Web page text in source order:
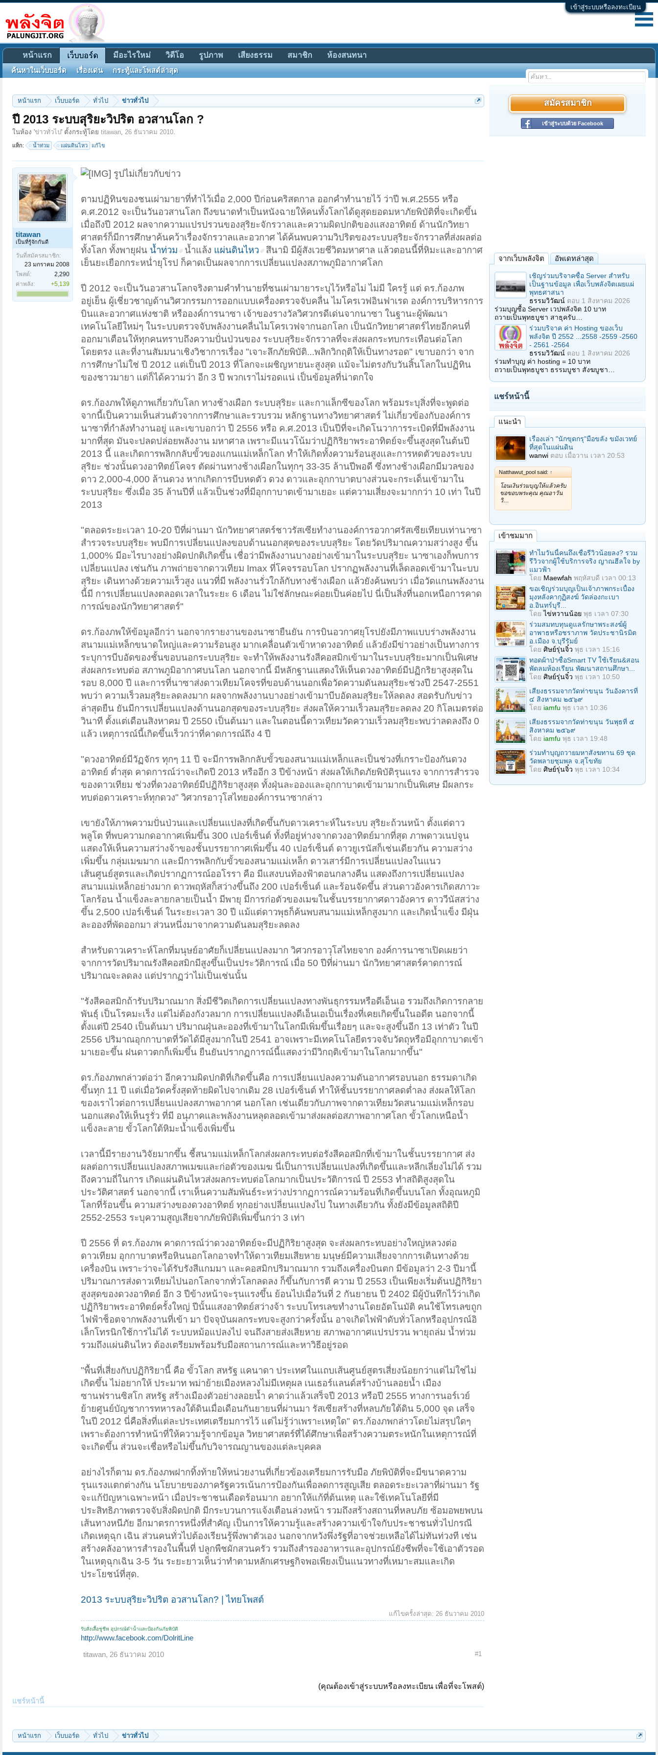
เข้าสู่ระบบหรือลงทะเบียน
หน้าแรก เว็บบอร์ด ทั่วไป ข่าวทั่วไป
ปี 2013 ระบบสุริยะวิปริต อวสานโลก ?
ในห้อง 'ข่าวทั่วไป' ตั้งกระทู้โดย titawan, 26 ธันวาคม 2010.
แท็ก: น้ำท่วม แผ่นดินไหว แก้ไข
titawan
เป็นที่รู้จักกันดี
วันที่สมัครสมาชิก:
23 มกราคม 2008
โพสต์:
2,290
ค่าพลัง:
+5,139
รูปไม่เกี่ยวกับข่าว
ตามปฏิทินของชนเผ่ามายาที่ทำไว้เมื่อ 2,000 ปีก่อนคริสตกาล ออกคำทำนายไว้ ว่าปี พ.ศ.2555 หรือ
ค.ศ.2012 จะเป็นวันอวสานโลก ถึงขนาดทำเป็นหนังฉายให้คนทั้งโลกได้ดูสุดยอดมหาภัยพิบัติที่จะเกิดขึ้น
เมื่อถึงปี 2012 ผลจากความแปรปรวนของสุริยะจักรวาลและความผิดปกติของแสงอาทิตย์ ด้านนักวิทยา
ศาสตร์ก็มีการศึกษาค้นคว้าเรื่องจักรวาลและอวกาศ ได้ค้นพบความวิปริตของระบบสุริยะจักรวาลที่ส่งผลต่อ
ทั้งโลก ทั้งพายุฝน น้ำท่วม น้ำแล้ง แผ่นดินไหว
สึนามิ มีผู้สังเวยชีวิตมหาศาล แล้วตอนนี้ที่หิมะและอากาศ
เย็นยะเยือกกระหน่ำยุโรป ก็คาดเป็นผลจากการเปลี่ยนแปลงสภาพภูมิอากาศโลก
ปี 2012 จะเป็นวันอวสานโลกจริงตามคำทำนายที่ชนเผ่ามายาระบุไว้หรือไม่ ไม่มี ใครรู้ แต่ ดร.ก้องภพ
อยู่เย็น ผู้เชี่ยวชาญด้านวิศวกรรมการออกแบบเครื่องตรวจจับคลื่น ไมโครเวฟอินฟาเรด องค์การบริหารการ
บินและอวกาศแห่งชาติ หรือองค์การนาซา เจ้าของรางวัลวิศวกรดีเด่นจากนาซา ในฐานะผู้พัฒนา
เทคโนโลยีใหม่ๆ ในระบบตรวจจับพลังงานคลื่นไมโครเวฟจากนอกโลก เป็นนักวิทยาศาสตร์ไทยอีกคนที่
ออกมาเตือนให้ทุกคนทราบถึงความปั่นป่วนของ ระบบสุริยะจักรวาลที่จะส่งผลกระทบกระเทือนต่อโลก
โดยตรง และที่งานสัมมนาเชิงวิชาการเรื่อง "เจาะลึกภัยพิบัติ...พลิกวิกฤติให้เป็นทางรอด" เขาบอกว่า จาก
การศึกษาไม่ใช่ ปี 2012 แต่เป็นปี 2013 ที่โลกจะเผชิญหายนะสูงสุด แม้จะไม่ตรงกับวันสิ้นโลกในปฏิทิน
ของชาวมายา แต่ก็ได้ความว่า อีก 3 ปี พวกเราไม่รอดแน่ เป็นข้อมูลที่น่าตกใจ
ดร.ก้องภพให้ดูภาพเกี่ยวกับโลก ทางช้างเผือก ระบบสุริยะ และกาแล็กซีของโลก พร้อมระบุสิ่งที่จะพูดต่อ
จากนี้เป็นความเห็นส่วนตัวจากการศึกษาและรวบรวม หลักฐานทางวิทยาศาสตร์ ไม่เกี่ยวข้องกับองค์การ
นาซาที่กำลังทำงานอยู่ และเขาบอกว่า ปี 2556 หรือ ค.ศ.2013 เป็นปีที่จะเกิดโนวาการระเบิดที่มีพลังงาน
มากที่สุด มันจะปลดปล่อยพลังงาน มหาศาล เพราะมีแนวโน้มว่าปฏิกิริยาพระอาทิตย์จะขึ้นสูงสุดในต้นปี
2013 นี้ และเกิดการพลิกกลับขั้วของแกนแม่เหล็กโลก ทำให้เกิดทั้งความร้อนสูงและการหดตัวของระบบ
สุริยะ ช่วงนั้นดวงอาทิตย์โคจร ตัดผ่านทางช้างเผือกในทุกๆ 33-35 ล้านปีพอดี ซึ่งทางช้างเผือกมีมวลของ
ดาว 2,000-4,000 ล้านดวง หากเกิดการบีบหดตัว ดวง ดาวและอุกกาบาตบางส่วนจะกระเด็นเข้ามาใน
ระบบสุริยะ ซึ่งเมื่อ 35 ล้านปีที่ แล้วเป็นช่วงที่มีอุกกาบาตเข้ามาเยอะ แต่ความเสี่ยงจะมากกว่า 10 เท่า ในปี
2013
"ตลอดระยะเวลา 10-20 ปีที่ผ่านมา นักวิทยาศาสตร์ชาวรัสเซียทำงานองค์การอวกาศรัสเซียเทียบเท่านาซา
สำรวจระบบสุริยะ พบมีการเปลี่ยนแปลงขอบด้านนอกสุดของระบบสุริยะ โดยวัดปริมาณความสว่างสูง ขึ้น
1,000% มีอะไรบางอย่างผิดปกติเกิดขึ้น เชื่อว่ามีพลังงานบางอย่างเข้ามาในระบบสุริยะ นาซาเองก็พบการ
เปลี่ยนแปลง เช่นกัน ภาพถ่ายจากดาวเทียม Imax ที่โคจรรอบโลก ปรากฏพลังงานที่เล็ดลอดเข้ามาในะบบ
สุริยะ เดินทางด้วยความเร็วสูง แนวที่มี พลังงานรั่วใกล้กับทางช้างเผือก แล้วยังค้นพบว่า เมื่อวัดแกนพลังงาน
นี้มี การเปลี่ยนแปลงตลอดเวลาในระยะ 6 เดือน ไม่ใช่ลักษณะค่อยเป็นค่อยไป นี่เป็นสิ่งที่นอกเหนือการคาด
การณ์ของนักวิทยาศาสตร์"
ดร.ก้องภพให้ข้อมูลอีกว่า นอกจากรายงานของนาซายืนยัน การบินอวกาศยุโรปยังมีภาพแบบร่างพลังงาน
สนามแม่เหล็กขนาดใหญ่และความร้อนสูง มากเคลื่อนตัวเข้าหาดวงอาทิตย์ แล้วยังมีข่าวอย่างเป็นทางการ
ระบุการบีบอัดของชั้นขอบนอกระบบสุริยะ จะทำให้พลังงานรังสีคอสมิกเข้ามาในระบบสุริยะมากเป็นพิเศษ
ส่งผลกระทบต่อ สภาพภูมิอากาศบนโลก นอกจากนี้ มีหลักฐานแสดงให้เห็นดวงอาทิตย์มีปฏิกริยาสูงสุดใน
รอบ 8,000 ปี และการที่นาซาส่งดาวเทียมโคจรที่ขอบด้านนอกเพื่อวัดความดันลมสุริยะช่วงปี 2547-2551
พบว่า ความเร็วลมสุริยะลดลงมาก ผลจากพลังงานบางอย่างเข้ามาบีบอัดลมสุริยะให้ลดลง สอดรับกับข่าว
ล่าสุดยืน ยันมีการเปลี่ยนแปลงด้านนอกสุดของระบบสุริยะ ส่งผลให้ความเร็วลมสุริยะลดลง 20 กิโลเมตรต่อ
วินาที ตั้งแต่เดือนสิงหาคม ปี 2550 เป็นต้นมา และในตอนนี้ดาวเทียมวัดความเร็วลมสุริยะพบว่าลดลงถึง 0
แล้ว เหตุการณ์นี้เกิดขึ้นเร็วกว่าที่คาดการณ์ถึง 4 ปี
"ดวงอาทิตย์มีวัฏจักร ทุกๆ 11 ปี จะมีการพลิกกลับขั้วของสนามแม่เหล็กและเป็นช่วงที่เกราะป้องกันดวง
อาทิตย์ ต่ำสุด คาดการณ์ว่าจะเกิดปี 2013 หรืออีก 3 ปีข้างหน้า ส่งผลให้เกิดภัยพิบัติรุนแรง จากการสำรวจ
ของดาวเทียม ช่วงที่ดวงอาทิตย์มีปฏิกิริยาสูงสุด ทั้งฝุ่นละอองและอุกกาบาตเข้ามามากเป็นพิเศษ มีผลกระ
ทบต่อดาวเคราะห์ทุกดวง" วิศวกรอาวุโสไทยองค์การนาซากล่าว
เขายังให้ภาพความปั่นป่วนและเปลี่ยนแปลงที่เกิดขึ้นกับดาวเคราะห์ในระบบ สุริยะถ้วนหน้า ตั้งแต่ดาว
พลูโต ที่พบความกดอากาศเพิ่มขึ้น 300 เปอร์เซ็นต์ ทั้งที่อยู่ห่างจากดวงอาทิตย์มากที่สุด ภาพดาวเนปจูน
แสดงให้เห็นความสว่างจ้าของชั้นบรรยากาศเพิ่มขึ้น 40 เปอร์เซ็นต์ ดาวยูเรนัสก็เช่นเดียวกัน ความสว่าง
เพิ่มขึ้น กลุ่มเมฆมาก และมีการพลิกกับขั้วของสนามแม่เหล็ก ดาวเสาร์มีการเปลี่ยนแปลงในแนว
เส้นศูนย์สูตรและเกิดปรากฏการณ์ออโรรา คือ มีแสงบนท้องฟ้าตอนกลางคืน แสดงถึงการเปลี่ยนแปลง
สนามแม่เหล็กอย่างมาก ดาวพฤหัสก็สว่างขึ้นถึง 200 เปอร์เซ็นต์ และร้อนจัดขึ้น ส่วนดาวอังคารเกิดสภาวะ
โลกร้อน น้ำแข็งละลายกลายเป็นน้ำ มีพายุ มีการก่อตัวของเมฆในชั้นบรรยากาศดาวอังคาร ดาววีนัสสว่าง
ขึ้น 2,500 เปอร์เซ็นต์ ในระยะเวลา 30 ปี แม้แต่ดาวพุธก็ค้นพบสนามแม่เหล็กสูงมาก และเกิดน้ำแข็ง มีฝุ่น
ละอองที่พัดออกมา ส่วนหนึ่งมาจากความดันลมสุริยะลดลง
สำหรับดาวเคราะห์โลกที่มนุษย์อาศัยก็เปลี่ยนแปลงมาก วิศวกรอาวุโสไทยจาก องค์การนาซาเปิดเผยว่า
จากการวัดปริมาณรังสีคอสมิกมีสูงขึ้นเป็นประวัติการณ์ เมื่อ 50 ปีที่ผ่านมา นักวิทยาศาสตร์คาดการณ์
ปริมาณจะลดลง แต่ปรากฏว่าไม่เป็นเช่นนั้น
"รังสีคอสมิกถ้ารับปริมาณมาก สิ่งมีชีวิตเกิดการเปลี่ยนแปลงทางพันธุกรรมหรือดีเอ็นเอ รวมถึงเกิดการกลาย
พันธุ์ เป็นโรคมะเร็ง แต่ไม่ต้องกังวลมาก การเปลี่ยนแปลงดีเอ็นเอเป็นเรื่องที่เคยเกิดขึ้นในอดีต นอกจากนี้
ตั้งแต่ปี 2540 เป็นต้นมา ปริมาณฝุ่นละอองที่เข้ามาในโลกมีเพิ่มขึ้นเรื่อยๆ และจะสูงขึ้นอีก 13 เท่าตัว ในปี
2556 ปริมาณอุกกาบาตที่วัดได้มีสูงมากในปี 2541 อาจเพราะมีเทคโนโลยีตรวจจับวัตถุหรือมีอุกกาบาตเข้า
มาเยอะขึ้น ฝนดาวตกก็เพิ่มขึ้น ยืนยันปรากฏการณ์นี้แสดงว่ามีวิกฤติเข้ามาในโลกมากขึ้น"
ดร.ก้องภพกล่าวต่อว่า อีกความผิดปกติที่เกิดขึ้นคือ การเปลี่ยนแปลงความดันอากาศรอบนอก ธรรมดาเกิด
ขึ้นทุก 11 ปี แต่เมื่อวัดครั้งสุดท้ายผิดไปจากเดิม 28 เปอร์เซ็นต์ ทำให้ชั้นบรรยากาศลดต่ำลง ส่งผลให้โลก
ของเราไวต่อการเปลี่ยนแปลงสภาพอากาศ นอกโลก เช่นเดียวกับภาพจากดาวเทียมวัดสนามแม่เหล็กรอบ
นอกแสดงให้เห็นรูรั่ว ที่มี อนุภาคและพลังงานหลุดลอดเข้ามาส่งผลต่อสภาพอากาศโลก ขั้วโลกเหนือน้ำ
แข็งละลาย ขั้วโลกใต้หิมะน้ำแข็งเพิ่มขึ้น
เวลานี้มีรายงานวิจัยมากขึ้น ชี้สนามแม่เหล็กโลกส่งผลกระทบต่อรังสีคอสมิกที่เข้ามาในชั้นบรรยากาศ ส่ง
ผลต่อการเปลี่ยนแปลงสภาพเมฆและก่อตัวของเมฆ นี่เป็นการเปลี่ยนแปลงที่เกิดขึ้นและหลีกเลี่ยงไม่ได้ รวม
ถึงความถี่ในการ เกิดแผ่นดินไหวส่งผลกระทบต่อโลกมากเป็นประวัติการณ์ ปี 2553 ทำสถิติสูงสุดใน
ประวัติศาสตร์ นอกจากนี้ เราเห็นความสัมพันธ์ระหว่างปรากฏการณ์ความร้อนที่เกิดขึ้นบนโลก ทั้งอุณหภูมิ
โลกที่ร้อนขึ้น ความสว่างของดวงอาทิตย์ ทุกอย่างเปลี่ยนแปลงไป ในทางเดียวกัน ทั้งยังมีข้อมูลสถิติปี
2552-2553 ระบุความสูญเสียจากภัยพิบัติเพิ่มขึ้นกว่า 3 เท่า
ปี 2556 ที่ ดร.ก้องภพ คาดการณ์ว่าดวงอาทิตย์จะมีปฏิกิริยาสูงสุด จะส่งผลกระทบอย่างใหญ่หลวงต่อ
ดาวเทียม อุกกาบาตหรือหินนอกโลกอาจทำให้ดาวเทียมเสียหาย มนุษย์มีความเสี่ยงจากการเดินทางด้วย
เครื่องบิน เพราะว่าจะได้รับรังสีแกมมา และคอสมิกปริมาณมาก รวมถึงเครื่องบินตก มีข้อมูลว่า 2-3 ปีมานี้
ปริมาณการส่งดาวเทียมไปนอกโลกจากทั่วโลกลดลง ก็ขึ้นกับการตี ความ ปี 2553 เป็นเพียงเริ่มต้นปฏิกิริยา
สูงสุดของดวงอาทิตย์ อีก 3 ปีข้างหน้าจะรุนแรงขึ้น ย้อนไปเมื่อวันที่ 2 กันยายน ปี 2402 มีผู้บันทึกไว้ว่าเกิด
ปฏิกิริยาพระอาทิตย์ครั้งใหญ่ ปีนั้นแสงอาทิตย์สว่างจ้า ระบบโทรเลขทำงานโดยอัตโนมัติ คนใช้โทรเลขถูก
ไฟฟ้าช็อตจากพลังงานที่เข้า มา ปัจจุบันผลกระทบจะสูงกว่าครั้งนั้น อาจเกิดไฟฟ้าดับทั่วโลกหรืออุปกรณ์อิ
เล็กโทรนิกใช้การไม่ได้ ระบบหม้อแปลงไป จนถึงสายส่งเสียหาย สภาพอากาศแปรปรวน พายุถล่ม น้ำท่วม
รวมถึงแผ่นดินไหว ต้องเตรียมพร้อมรับมือสถานการณ์และหาวิธีอยู่รอด
"พื้นที่เสี่ยงกับปฏิกิริยานี้ คือ ขั้วโลก สหรัฐ แคนาดา ประเทศในแถบเส้นศูนย์สูตรเสี่ยงน้อยกว่าแต่ไม่ใช่ไม่
เกิดขึ้น ไม่อยากให้ ประมาท พม่าย้ายเมืองหลวงไม่มีเหตุผล เนเธอร์แลนด์สร้างบ้านลอยน้ำ เมือง
ซานฟรานซิสโก สหรัฐ สร้างเมืองตัวอย่างลอยน้ำ คาดว่าแล้วเสร็จปี 2013 หรือปี 2555 ทางการนอร์เวย์
ย้ายศูนย์บัญชาการทหารลงใต้ดินเมื่อเดือนกันยายนที่ผ่านมา รัสเซียสร้างที่หลบภัยใต้ดิน 5,000 จุด เสร็จ
ในปี 2012 นี่คือสิ่งที่แต่ละประเทศเตรียมการไว้ แต่ไม่รู้ว่าเพราะเหตุใด" ดร.ก้องภพกล่าวโดยไม่สรุปใดๆ
เพราะต้องการทำหน้าที่ให้ความรู้จากข้อมูล วิทยาศาสตร์ที่ได้ศึกษาเพื่อสร้างความตระหนักในเหตุการณ์ที่
จะเกิดขึ้น ส่วนจะเชื่อหรือไม่ขึ้นกับวิจารณญานของแต่ละบุคคล
อย่างไรก็ตาม ดร.ก้องภพฝากทิ้งท้ายให้หน่วยงานที่เกี่ยวข้องเตรียมการรับมือ ภัยพิบัติที่จะมีขนาดความ
รุนแรงแตกต่างกัน นโยบายของภาครัฐควรเน้นการป้องกันเพื่อลดการสูญเสีย ตลอดระยะเวลาที่ผ่านมา รัฐ
จะแก้ปัญหาเฉพาะหน้า เมื่อประชาชนเดือดร้อนมาก อยากให้แก้ที่ต้นเหตุ และใช้เทคโนโลยีที่มี
ประสิทธิภาพตรวจจับสิ่งผิดปกติ มีกระบวนการแจ้งเตือนล่วงหน้า รวมถึงสร้างสถานที่หลบภัย ซ้อมอพยพบน
เส้นทางหนีภัย อีกมาตรการหนึ่งที่สำคัญ เป็นการให้ความรู้และสร้างความเข้าใจกับประชาชนทั่วไปกรณี
เกิดเหตุฉุก เฉิน ส่วนคนทั่วไปต้องเรียนรู้พึ่งพาตัวเอง นอกจากหวังพึ่งรัฐที่อาจช่วยเหลือได้ไม่ทันท่วงที เช่น
สร้างคลังอาหารสำรองในพื้นที่ ปลูกพืชผักสวนครัว รวมถึงสำรองอาหารและอุปกรณ์ยังชีพที่จะใช้เอาตัวรอด
ในเหตุฉุกเฉิน 3-5 วัน ระยะยาวเห็นว่าทำตามหลักเศรษฐกิจพอเพียงเป็นแนวทางที่เหมาะสมและเกิด
ประโยชน์ที่สุด.
2013 ระบบสุริยะวิปริต อวสานโลก? | ไทยโพสต์
แก้ไขครั้งล่าสุด: 26 ธันวาคม 2010
รับสั่งเสื้อชูชีพ อุปกรณ์ดำน้ำและป้องกันภัยพิบัติ
http://www.facebook.com/DolritLine
titawan, 26 ธันวาคม 2010 #1
(คุณต้องเข้าสู่ระบบหรือลงทะเบียน เพื่อที่จะโพสต์)
แชร์หน้านี้
สมัครสมาชิก
เข้าสู่ระบบด้วย Facebook
จากเว็บพลังจิต อัพเดทล่าสุด
เชิญร่วมบริจาคซื้อ Server สำหรับ
เป็นฐานข้อมูล เพื่อเว็บพลังจิตเผยแผ่
พุทธศาสนา
ธรรมวิวัฒน์ ตอบ 1 สิงหาคม 2026
ร่วมบุญซื้อ Server เวปพลังจิต 10 บาท
ถวายเป็นพุทธบูชา สาธุครับ…
ร่วมบริจาค ค่า Hosting ของเว็บ
พลังจิต ปี 2552 ...2558 -2559 -2560
- 2561 -2564
ธรรมวิวัฒน์ ตอบ 1 สิงหาคม 2026
ร่วมทำบุญ ค่า hosting = 10 บาท
ถวายเป็นพุทธบูชา ธรรมบูชา สังฆบูชา…
แชร์หน้านี้
แนะนำ
เรื่องเล่า "นักขุดกรุ"มือขลัง ขมังเวทย์
ที่สุดในแผ่นดิน
wanwi ตอบ เมื่อวาน เวลา 20:53
Natthawut_pool said: ↑
โอนเงินร่วมบุญให้แล้วครับ
ขอขอบพระคุณ คุณอาวัน
วิ…
เข้าชมมาก
ทำไมวันนี้คนถึงเชื่อรีวิวน้อยลง? รวม
รีวิวจากผู้ใช้บริการจริง ญาณฮีลใจ by
แมวฟ้า
โดย Maewfah พฤหัสบดี เวลา 00:13
ขอเชิญร่วมบุญเป็นเจ้าภาพกระเบื้อง
มุงหลังคากุฏิสงฆ์ วัดล่องกะเบา
อ.อินทร์บุรี...
โดยไข่หวานน้อย พุธ เวลา 07:30
ร่วมสมทบทุนดูแลรักษาพระสงฆ์ผู้
อาพาธหรือชราภาพ วัดประชานิรมิต
อ.เมือง จ.บุรีรัมย์
โดย ศิษย์รุ่นจิ๋ว พุธ เวลา 15:16
ทอดผ้าป่าซื้อSmart TV ใช้เรียน&สอน
พัดลมห้องเรียน พัฒนาสถานศึกษา...
โดย ศิษย์รุ่นจิ๋ว พุธ เวลา 10:50
เสียงธรรมจากวัดท่าขนุน วันอังคารที่
๔ สิงหาคม ๒๕๖๙
โดย iamfu พุธ เวลา 10:36
เสียงธรรมจากวัดท่าขนุน วันพุธที่ ๕
สิงหาคม ๒๕๖๙
โดย iamfu พุธ เวลา 19:48
ร่วมทําบุญถวายมหาสังฆทาน 69 ชุด
วัดพลายชุมพล จ.สุโขทัย
โดย ศิษย์รุ่นจิ๋ว พุธ เวลา 10:34
หน้าแรก เว็บบอร์ด ทั่วไป ข่าวทั่วไป
หน้าแรก เว็บบอร์ด
ค้นหาในเว็บบอร์ด เรื่องเด่น กระทู้และโพสต์ล่าสุด
มีอะไรใหม่ วิดีโอ รูปภาพ เสียงธรรม สมาชิก ห้องสนทนา